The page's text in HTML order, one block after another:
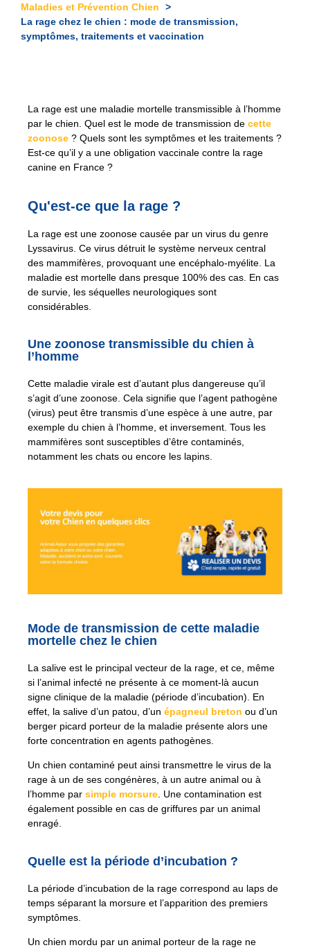
Maladies et Prévention Chien
La rage chez le chien : mode de transmission,
symptômes, traitements et vaccination
La rage est une maladie mortelle transmissible à l’homme
par le chien. Quel est le mode de transmission de cette
zoonose ? Quels sont les symptômes et les traitements ?
Est-ce qu’il y a une obligation vaccinale contre la rage
canine en France ?
Qu'est-ce que la rage ?
La rage est une zoonose causée par un virus du genre
Lyssavirus. Ce virus détruit le système nerveux central
des mammifères, provoquant une encéphalo-myélite. La
maladie est mortelle dans presque 100% des cas. En cas
de survie, les séquelles neurologiques sont
considérables.
Une zoonose transmissible du chien à
l’homme
Cette maladie virale est d’autant plus dangereuse qu’il
s’agit d’une zoonose. Cela signifie que l’agent pathogène
(virus) peut être transmis d’une espèce à une autre, par
exemple du chien à l’homme, et inversement. Tous les
mammifères sont susceptibles d’être contaminés,
notamment les chats ou encore les lapins.
Mode de transmission de cette maladie
mortelle chez le chien
La salive est le principal vecteur de la rage, et ce, même
si l’animal infecté ne présente à ce moment-là aucun
signe clinique de la maladie (période d’incubation). En
effet, la salive d’un patou, d’un épagneul breton ou d’un
berger picard porteur de la maladie présente alors une
forte concentration en agents pathogènes.
Un chien contaminé peut ainsi transmettre le virus de la
rage à un de ses congénères, à un autre animal ou à
l’homme par simple morsure. Une contamination est
également possible en cas de griffures par un animal
enragé.
Quelle est la période d’incubation ?
La période d’incubation de la rage correspond au laps de
temps séparant la morsure et l’apparition des premiers
symptômes.
Un chien mordu par un animal porteur de la rage ne